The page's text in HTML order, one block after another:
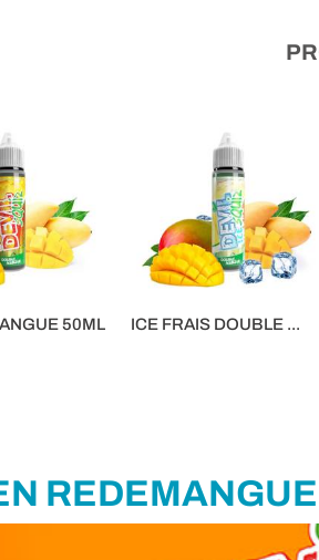
50ML ICE FRAIS DOUBLE ...